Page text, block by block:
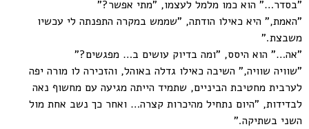
"בסדר…" הוא כמו מלמל לעצמו, "מתי אפשר?"
"האמת," היא כאילו הודתה, "שממש במקרה התפנתה לי עכשיו
משבצת."
"אה…" הוא היסס, "ומה בדיוק עושים ב… מפגשים?"
"שוויה שוויה," השיבה כאילו גדלה באוהל, והזכירה לו מורה יפה
לערבית מחטיבת הביניים, שתמיד הייתה מגיעה עם מחשוף נאה
לבדידות, "היום נתחיל מהיכרות קצרה… ואחר כך נשב אחת מול
השני בשתיקה."